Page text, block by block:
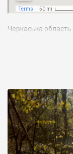
Черкаська область
територіальним
обласного і 10
типу і 823
області – 1435,2
В області діє
серед яких